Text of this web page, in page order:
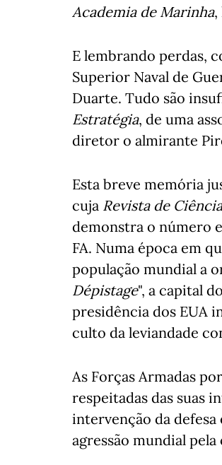
Academia de Marinha,
E lembrando perdas,
Superior Naval de
Duarte. Tudo são
Estratégia, de uma
diretor o almirante
Esta breve memória
cuja Revista de
demonstra o número
FA. Numa época em
população mundial a
Dépistage", a capital
presidência dos EUA
culto da leviandade
As Forças Armadas
respeitadas das suas
intervenção da
agressão mundial pela